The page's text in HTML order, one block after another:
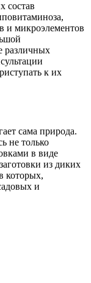
состав
и микроэлементов
различных
к их
сама природа.
не только
в виде
из диких
которых,
и